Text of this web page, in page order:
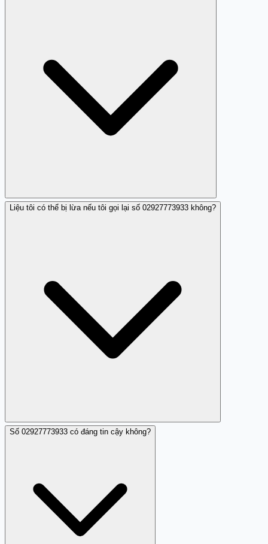
You should ignore it and consider blocking or reporting
Liệu tôi có thể bị lừa nếu tôi gọi lại số 02927773933 không?
Có, rất có thể bạn sẽ bị kẻ lừa đảo lợi dụng nếu gọi lại.
Số 02927773933 có đáng tin cậy không?